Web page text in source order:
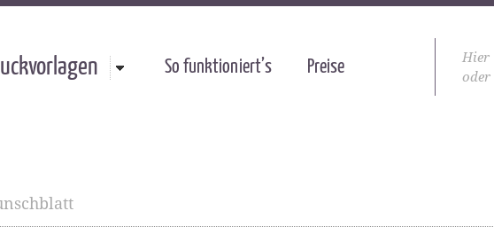
Hier
oder
So funktioniert’s Preise